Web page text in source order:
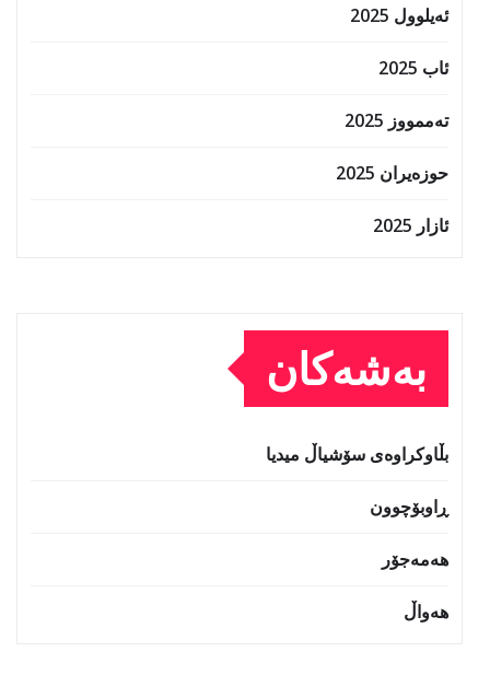
ئەیلوول 2025
ئاب 2025
تەممووز 2025
حوزه‌یران 2025
ئازار 2025
بەشەکان
بڵاوکراوەی سۆشیاڵ میدیا
ڕاوبۆچوون
هەمەجۆر
هەواڵ